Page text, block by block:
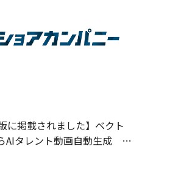
に掲載されました】ベクト
AIタレント動画自動生成 制